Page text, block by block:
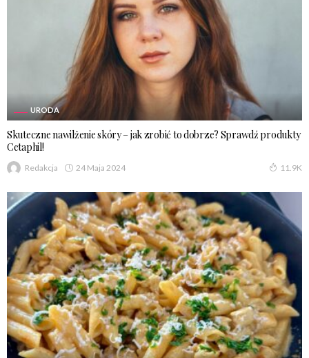
URODA
Skuteczne nawilżenie skóry – jak zrobić to dobrze? Sprawdź produkty
Cetaphil!
Redakcja 24 Maja 2024 11.9K